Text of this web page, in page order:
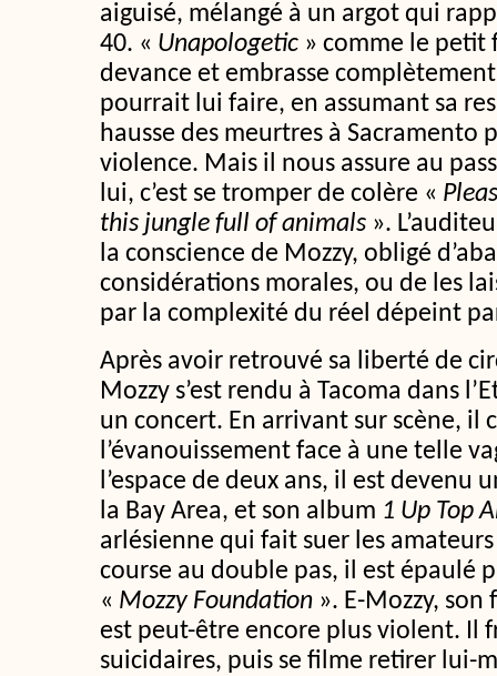
aiguisé, mélangé à un argot qui
40. « Unapologetic » comme le petit
devance et embrasse
pourrait lui faire, en assumant sa
hausse des meurtres à Sacramento
violence. Mais il nous assure au
lui, c’est se tromper de colère «
this jungle full of animals ».
la conscience de Mozzy, obligé
considérations morales, ou de les
par la complexité du réel dépeint
Après avoir retrouvé sa liberté de
Mozzy s’est rendu à Tacoma dans
un concert. En arrivant sur scène, il
l’évanouissement face à une telle
l’espace de deux ans, il est devenu
la Bay Area, et son album 1 Up Top
arlésienne qui fait suer les
course au double pas, il est épaulé
« Mozzy Foundation ». E-Mozzy,
est peut-être encore plus violent. Il
suicidaires, puis se filme retirer lui-